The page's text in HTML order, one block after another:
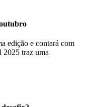
edição e contará com
2025 traz uma